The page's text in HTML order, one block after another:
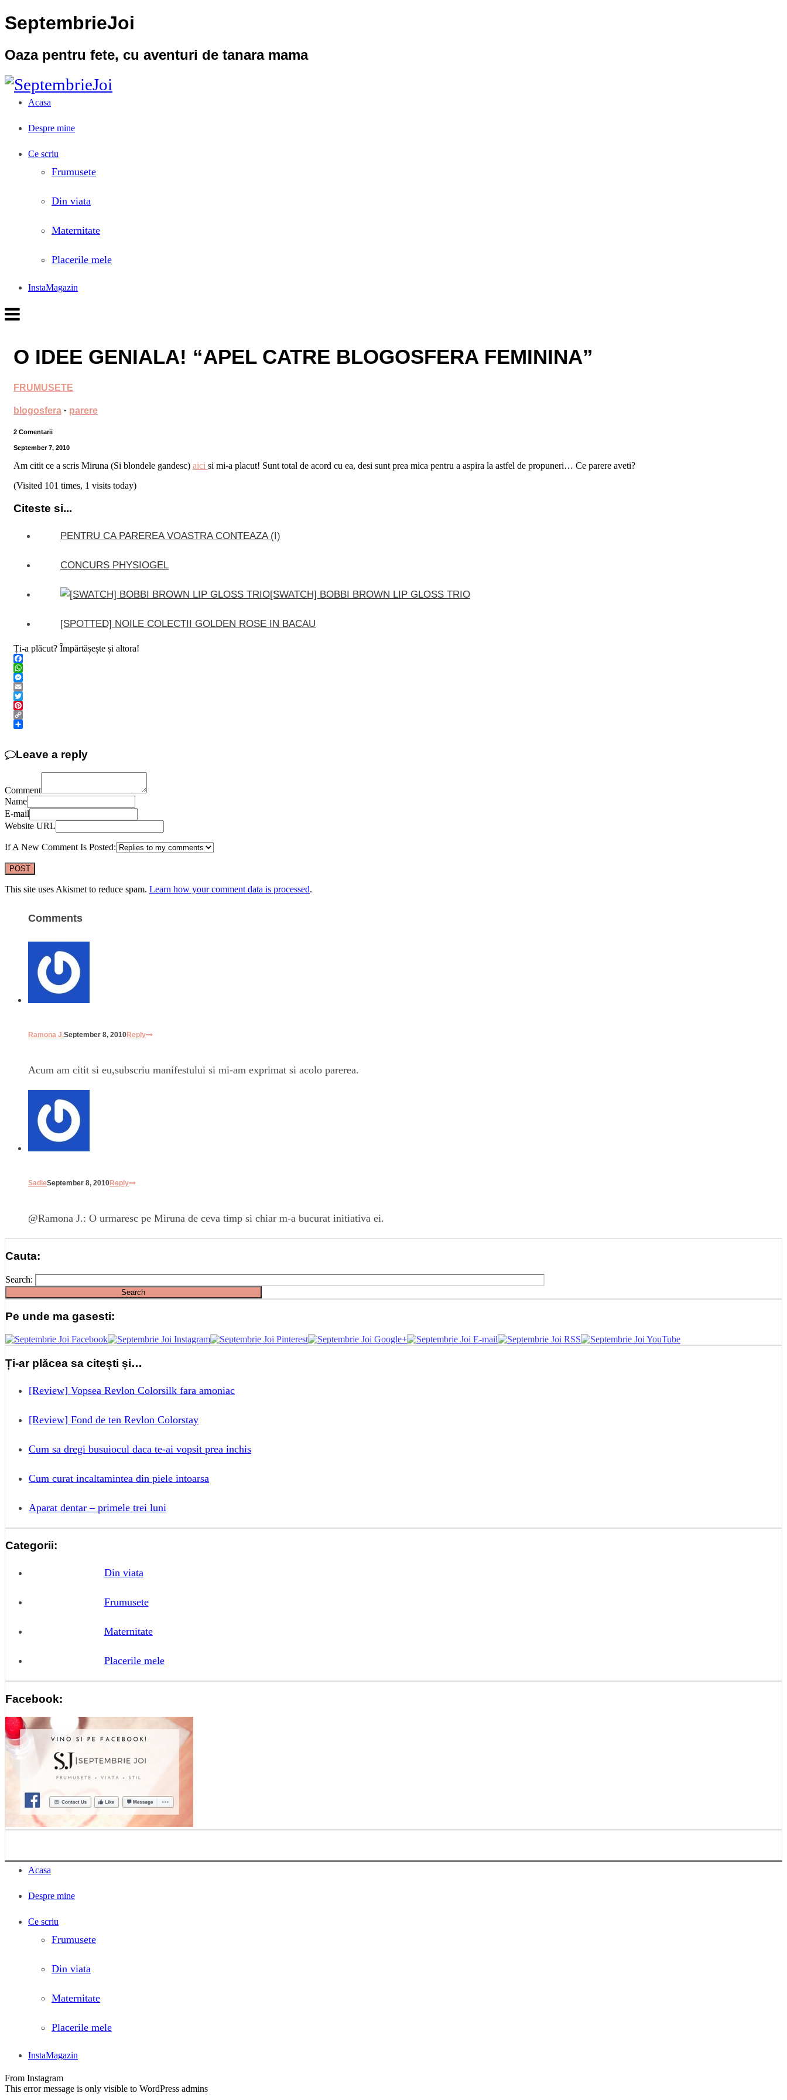
SeptembrieJoi
Oaza pentru fete, cu aventuri de tanara mama
Acasa
Despre mine
Ce scriu
Frumusete
Din viata
Maternitate
Placerile mele
InstaMagazin
O IDEE GENIALA! “APEL CATRE BLOGOSFERA FEMININA”
FRUMUSETE
blogosfera · parere
2 Comentarii
September 7, 2010
Am citit ce a scris Miruna (Si blondele gandesc) aici si mi-a placut! Sunt total de acord cu ea, desi sunt prea mica pentru a aspira la astfel de propuneri… Ce parere aveti?
(Visited 101 times, 1 visits today)
Citeste si...
PENTRU CA PAREREA VOASTRA CONTEAZA (I)
CONCURS PHYSIOGEL
[SWATCH] BOBBI BROWN LIP GLOSS TRIO
[SPOTTED] NOILE COLECTII GOLDEN ROSE IN BACAU
Ți-a plăcut? Împărtășește și altora!
Facebook
WhatsApp
Messenger
Email
Twitter
Pinterest
Copy
Leave a reply
Comment
Name
E-mail
Website URL
If A New Comment Is Posted:
This site uses Akismet to reduce spam. Learn how your comment data is processed.
Comments
Ramona J.September 8, 2010Reply
Acum am citit si eu,subscriu manifestului si mi-am exprimat si acolo parerea.
SadieSeptember 8, 2010Reply
@Ramona J.: O urmaresc pe Miruna de ceva timp si chiar m-a bucurat initiativa ei.
Cauta:
Search:
Pe unde ma gasesti:
Ți-ar plăcea sa citești și…
[Review] Vopsea Revlon Colorsilk fara amoniac
[Review] Fond de ten Revlon Colorstay
Cum sa dregi busuiocul daca te-ai vopsit prea inchis
Cum curat incaltamintea din piele intoarsa
Aparat dentar – primele trei luni
Categorii:
Din viata
Frumusete
Maternitate
Placerile mele
Facebook:
Acasa
Despre mine
Ce scriu
Frumusete
Din viata
Maternitate
Placerile mele
InstaMagazin
From Instagram
This error message is only visible to WordPress admins